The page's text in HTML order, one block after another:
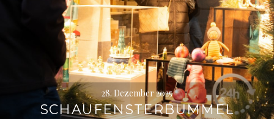
28. Dezember 2025
SCHAUFENSTERBUMMEL